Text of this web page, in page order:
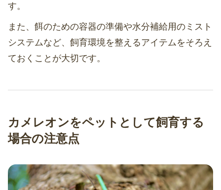
す。
また、餌のための容器の準備や水分補給用のミスト
システムなど、飼育環境を整えるアイテムをそろえ
ておくことが大切です。
カメレオンをペットとして飼育する
場合の注意点